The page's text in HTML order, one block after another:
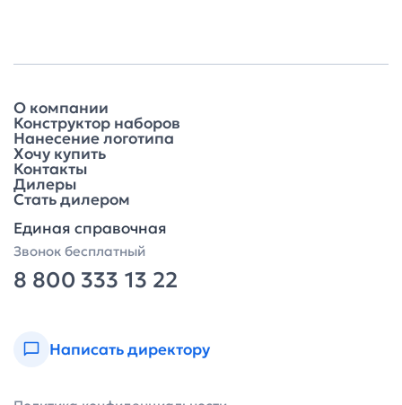
О компании
Конструктор наборов
Нанесение логотипа
Хочу купить
Контакты
Дилеры
Стать дилером
Единая справочная
Звонок бесплатный
8 800 333 13 22
Написать директору